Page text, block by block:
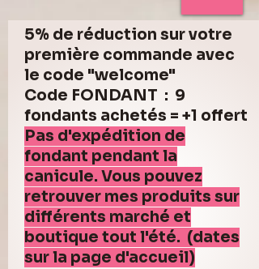
5% de réduction sur votre
première commande avec
le code "welcome"
Code FONDANT : 9
fondants achetés = +1 offert
Pas d'expédition de
fondant pendant la
canicule. Vous pouvez
retrouver mes produits sur
différents marché et
boutique tout l'été. (dates
sur la page d'accueil)